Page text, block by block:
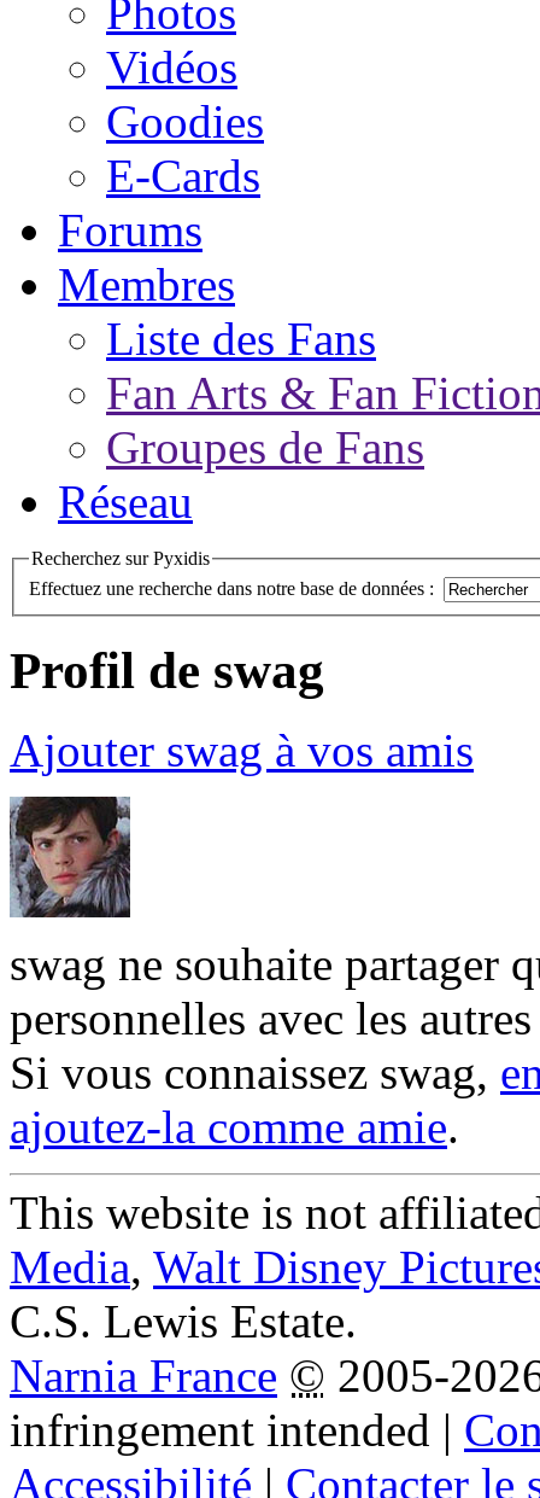
Photos
Vidéos
Goodies
E-Cards
Forums
Membres
Liste des Fans
Fan Arts & Fan
Groupes de Fans
Réseau
Recherchez sur Pyxidis
Effectuez une recherche dans notre base de données :
Profil de swag
Ajouter swag à vos amis
swag ne souhaite partager
personnelles avec les
Si vous connaissez swag,
ajoutez-la comme amie.
This website is not
Media, Walt Disney
C.S. Lewis Estate.
Narnia France © 2005-
infringement intended |
Accessibilité | Contacter le